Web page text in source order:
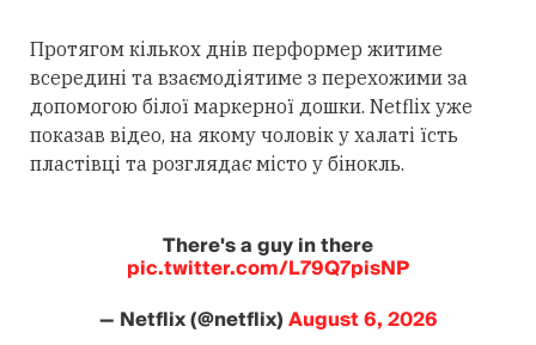
Протягом кількох днів перформер житиме
всередині та взаємодіятиме з перехожими за
допомогою білої маркерної дошки. Netflix уже
показав відео, на якому чоловік у халаті їсть
пластівці та розглядає місто у бінокль.
There's a guy in there
pic.twitter.com/L79Q7pisNP
— Netflix (@netflix)August 6, 2026